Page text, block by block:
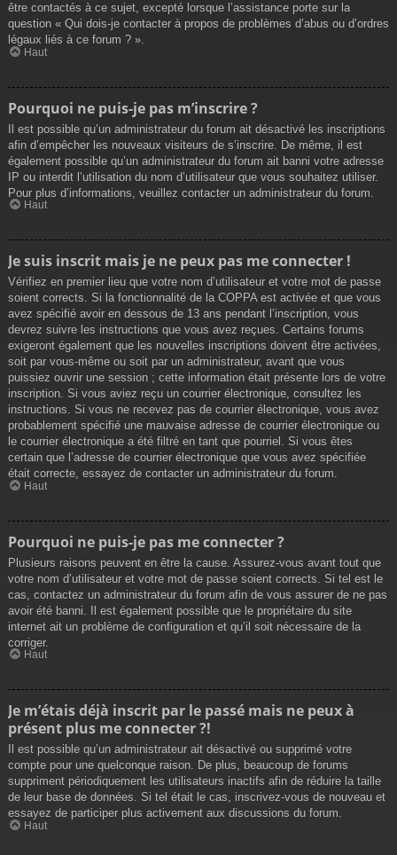
être contactés à ce sujet, excepté lorsque l’assistance porte sur la
question « Qui dois-je contacter à propos de problèmes d’abus ou d’ordres
légaux liés à ce forum ? ».
Haut
Pourquoi ne puis-je pas m’inscrire ?
Il est possible qu’un administrateur du forum ait désactivé les inscriptions
afin d’empêcher les nouveaux visiteurs de s’inscrire. De même, il est
également possible qu’un administrateur du forum ait banni votre adresse
IP ou interdit l’utilisation du nom d’utilisateur que vous souhaitez utiliser.
Pour plus d’informations, veuillez contacter un administrateur du forum.
Haut
Je suis inscrit mais je ne peux pas me connecter !
Vérifiez en premier lieu que votre nom d’utilisateur et votre mot de passe
soient corrects. Si la fonctionnalité de la COPPA est activée et que vous
avez spécifié avoir en dessous de 13 ans pendant l’inscription, vous
devrez suivre les instructions que vous avez reçues. Certains forums
exigeront également que les nouvelles inscriptions doivent être activées,
soit par vous-même ou soit par un administrateur, avant que vous
puissiez ouvrir une session ; cette information était présente lors de votre
inscription. Si vous aviez reçu un courrier électronique, consultez les
instructions. Si vous ne recevez pas de courrier électronique, vous avez
probablement spécifié une mauvaise adresse de courrier électronique ou
le courrier électronique a été filtré en tant que pourriel. Si vous êtes
certain que l’adresse de courrier électronique que vous avez spécifiée
était correcte, essayez de contacter un administrateur du forum.
Haut
Pourquoi ne puis-je pas me connecter ?
Plusieurs raisons peuvent en être la cause. Assurez-vous avant tout que
votre nom d’utilisateur et votre mot de passe soient corrects. Si tel est le
cas, contactez un administrateur du forum afin de vous assurer de ne pas
avoir été banni. Il est également possible que le propriétaire du site
internet ait un problème de configuration et qu’il soit nécessaire de la
corriger.
Haut
Je m’étais déjà inscrit par le passé mais ne peux à
présent plus me connecter ?!
Il est possible qu’un administrateur ait désactivé ou supprimé votre
compte pour une quelconque raison. De plus, beaucoup de forums
suppriment périodiquement les utilisateurs inactifs afin de réduire la taille
de leur base de données. Si tel était le cas, inscrivez-vous de nouveau et
essayez de participer plus activement aux discussions du forum.
Haut